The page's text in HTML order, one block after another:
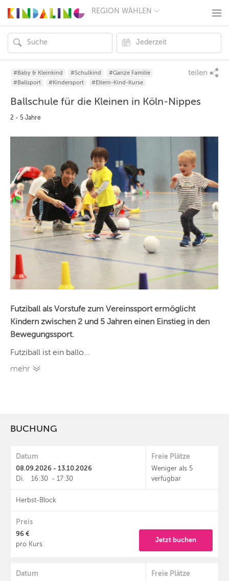
REGION WÄHLEN
MÜNCHEN
HAMBURG
FRANKFURT
KÖLN
DÜSSELDORF
STUTTGART
HANNOVER
ZÜRICH
ANDERE
REGIONEN
#Baby & Kleinkind #Schulkind
#Ganze Familie
#Ballsport
#Kindersport #Eltern-Kind-Kurse
teilen
Ballschule für die Kleinen in Köln-Nippes
2 - 5 Jahre
Futziball als Vorstufe zum Vereinssport ermöglicht
Kindern zwischen 2 und 5 Jahren einen Einstieg in den
Bewegungssport.
Futziball ist ein ballo...
mehr
BUCHUNG
Datum
08.09.2026 - 13.10.2026
Di. 16:30 - 17:30
Herbst-Block
Freie Plätze
Weniger als 5
verfügbar
Preis
96 €
pro Kurs
Jetzt buchen
Datum Freie Plätze